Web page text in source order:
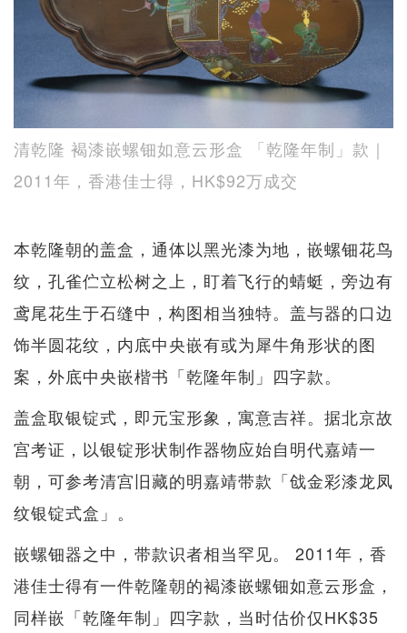
清乾隆 褐漆嵌螺钿如意云形盒 「乾隆年制」款｜
2011年，香港佳士得，HK$92万成交
本乾隆朝的盖盒，通体以黑光漆为地，嵌螺钿花鸟
纹，孔雀伫立松树之上，盯着飞行的蜻蜓，旁边有
鸢尾花生于石缝中，构图相当独特。盖与器的口边
饰半圆花纹，内底中央嵌有或为犀牛角形状的图
案，外底中央嵌楷书「乾隆年制」四字款。
盖盒取银锭式，即元宝形象，寓意吉祥。据北京故
宫考证，以银锭形状制作器物应始自明代嘉靖一
朝，可参考清宫旧藏的明嘉靖带款「戗金彩漆龙凤
纹银锭式盒」。
嵌螺钿器之中，带款识者相当罕见。 2011年，香
港佳士得有一件乾隆朝的褐漆嵌螺钿如意云形盒，
同样嵌「乾隆年制」四字款，当时估价仅HK$35